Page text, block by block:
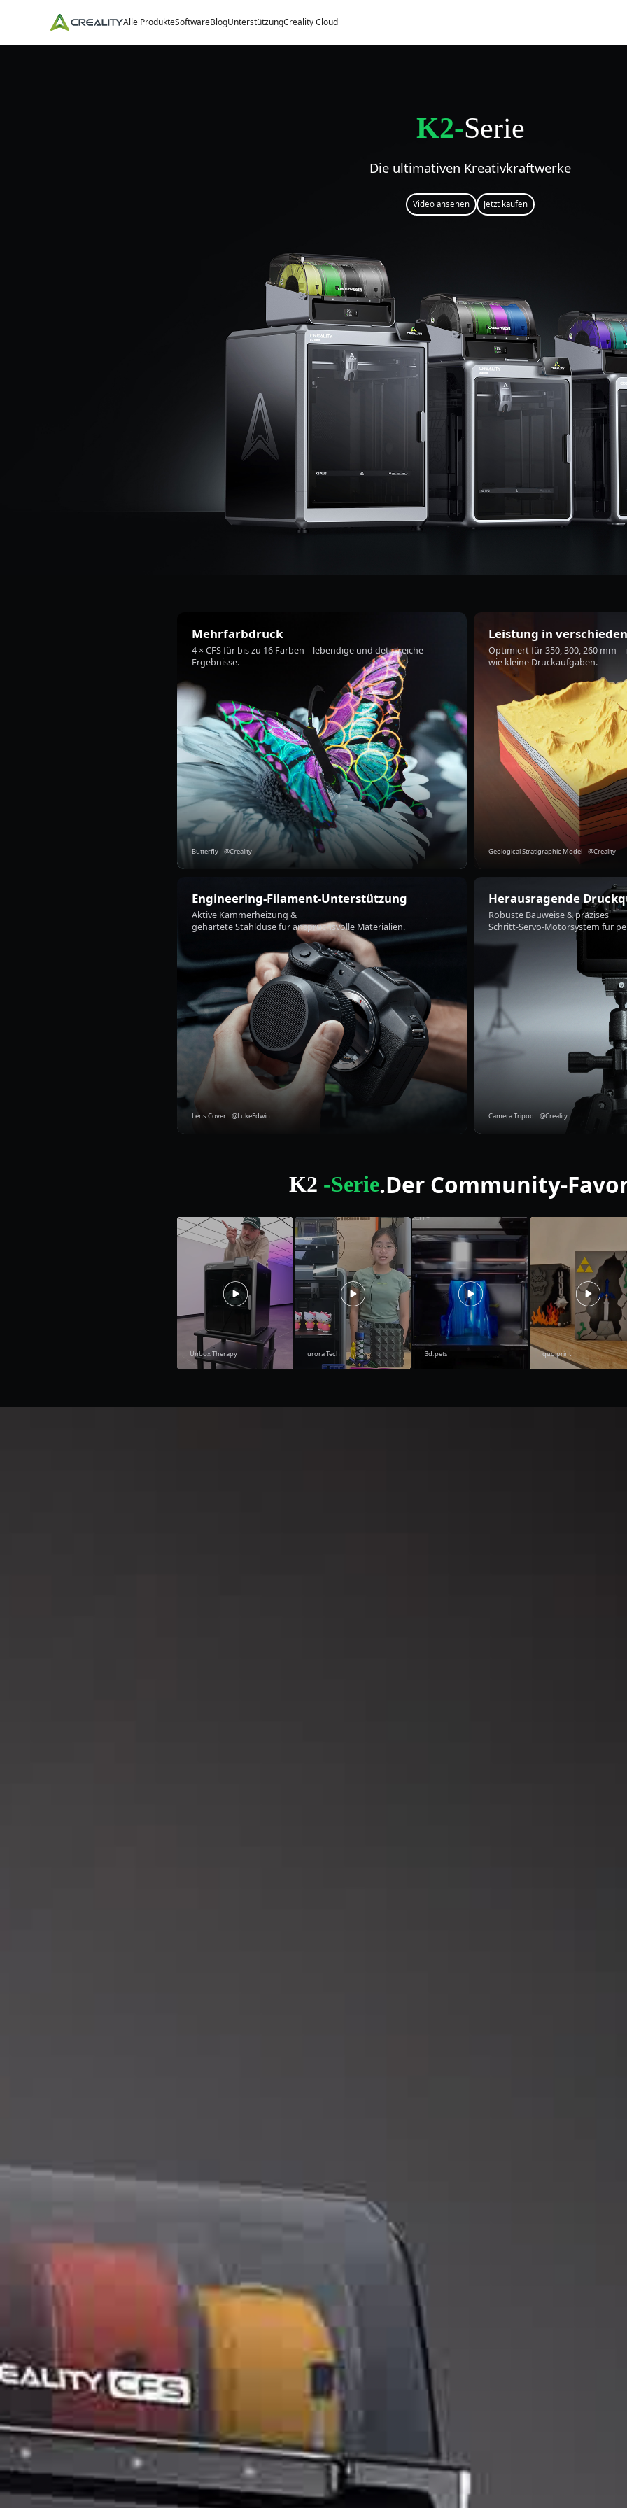
Alle ProdukteSoftwareBlogUnterstützungCreality Cloud
K2-Serie
Die ultimativen Kreativkraftwerke
Video ansehen Jetzt kaufen
Mehrfarbdruck
4 × CFS für bis zu 16 Farben – lebendige und detailreiche
Ergebnisse.
Butterfly @Creality
Leistung in
Optimiert für 350, 300,260 mm –
wie kleine Druckaufgaben.
Geological Stratigraphic Model @Creality
Engineering-Filament-Unterstützung
Aktive Kammerheizung &
gehärteteStahldüse für anspruchsvolle Materialien.
Lens Cover @LukeEdwin
Herausragende
Robuste Bauweise &präzises
Schritt-Servo-Motorsystemfür
Camera Tripod @Creality
K2 -Serie.Der Community-
Unbox Therapy urora Tech 3d.pets quoiprint